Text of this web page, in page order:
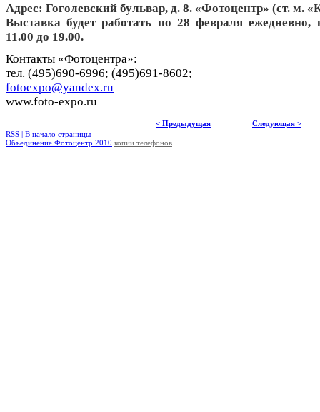
Адрес: Гоголевский бульвар, д. 8. «Фотоцентр» (ст. м.
Выставка будет работать по 28 февраля ежедневно,
11.00 до 19.00.
Контакты «Фотоцентра»:
тел. (495)690-6996; (495)691-8602;
fotoexpo@yandex.ru
www.foto-expo.ru
< Предыдущая
Следующая >
RSS | В начало страницы
Объединение Фотоцентр 2010 копии телефонов